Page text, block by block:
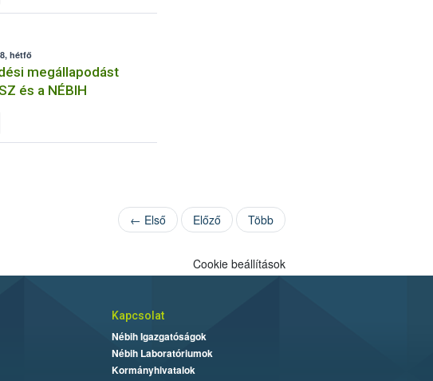
hétfő
megállapodást
és a NÉBIH
← Első Előző Több
Cookie beállítások
Kapcsolat
Nébih Igazgatóságok
Nébih Laboratóriumok
Kormányhivatalok